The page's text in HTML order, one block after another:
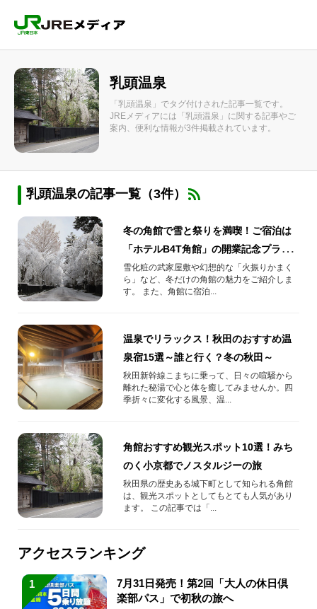
乳頭温泉
「乳頭温泉」でタグ付けされた記事一覧です。
JREメディアには「乳頭温泉」に関する記事やご
案内、便利な情報が3件掲載されています。
乳頭温泉の記事一覧（3件）
冬の角館で雪と祭りを満喫！ご宿泊は
「ホテルB4T角館」の開業記念プラン
がオトク！
雪化粧の武家屋敷や幻想的な「火振りかまく
ら」など、冬だけの角館の魅力をご紹介しま
す。 また、角館に宿泊...
温泉でリラックス！秋田のおすすめ温
泉宿15選～誰と行く？冬の秋田～
秋田新幹線こまちに乗って、日々の喧騒から
離れた秘湯で心と体を癒してみませんか。四
季折々に変化する風景、温...
角館おすすめ観光スポット10選！みち
のく小京都でノスタルジーの旅
秋田県の歴史ある城下町として知られる角館
は、観光スポットとしてもとても人気があり
ます。 この記事では「...
アクセスランキング
1
7月31日発売！第2回「大人の休日倶
楽部パス」で初秋の旅へ